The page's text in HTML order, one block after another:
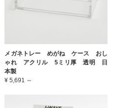
メガネトレー めがね ケース おし
ゃれ アクリル 5ミリ厚 透明 日
本製
¥ 5,691 ～